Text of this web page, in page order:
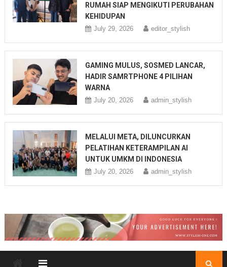
RUMAH SIAP MENGIKUTI PERUBAHAN
KEHIDUPAN
July 29, 2026 editor_stylish
GAMING MULUS, SOSMED LANCAR,
HADIR SAMRTPHONE 4 PILIHAN
WARNA
July 20, 2026 admin_stylish
MELALUI META, DILUNCURKAN
PELATIHAN KETERAMPILAN AI
UNTUK UMKM DI INDONESIA
July 20, 2026 admin_stylish